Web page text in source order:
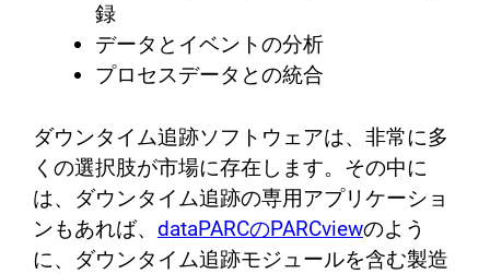
録
データとイベントの分析
プロセスデータとの統合
ダウンタイム追跡ソフトウェアは、非常に多
くの選択肢が市場に存在します。その中に
は、ダウンタイム追跡の専用アプリケーショ
ンもあれば、 dataPARCのPARCviewのよう
に、ダウンタイム追跡モジュールを含む製造